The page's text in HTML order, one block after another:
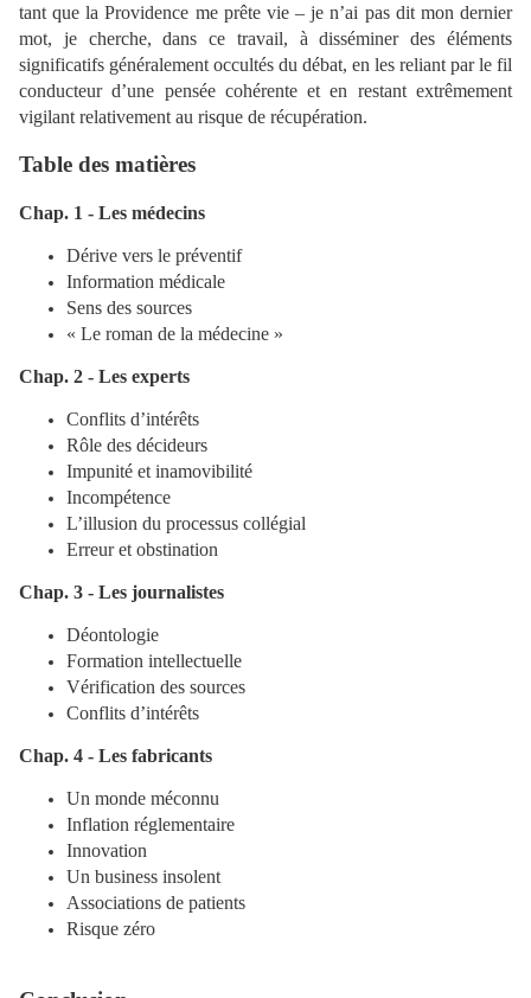
tant que la Providence me prête vie – je n’ai pas dit mon dernier
mot, je cherche, dans ce travail, à disséminer des éléments
significatifs généralement occultés du débat, en les reliant par le fil
conducteur d’une pensée cohérente et en restant extrêmement
vigilant relativement au risque de récupération.
Table des matières
Chap. 1 - Les médecins
Dérive vers le préventif
Information médicale
Sens des sources
« Le roman de la médecine »
Chap. 2 - Les experts
Conflits d’intérêts
Rôle des décideurs
Impunité et inamovibilité
Incompétence
L’illusion du processus collégial
Erreur et obstination
Chap. 3 - Les journalistes
Déontologie
Formation intellectuelle
Vérification des sources
Conflits d’intérêts
Chap. 4 - Les fabricants
Un monde méconnu
Inflation réglementaire
Innovation
Un business insolent
Associations de patients
Risque zéro